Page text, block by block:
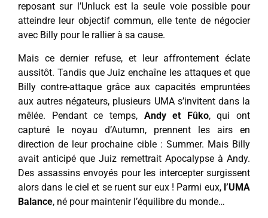
reposant sur l’Unluck est la seule voie possible pour
atteindre leur objectif commun, elle tente de négocier
avec Billy pour le rallier à sa cause.
Mais ce dernier refuse, et leur affrontement éclate
aussitôt. Tandis que Juiz enchaîne les attaques et que
Billy contre-attaque grâce aux capacités empruntées
aux autres négateurs, plusieurs UMA s’invitent dans la
mêlée. Pendant ce temps, Andy et Fûko, qui ont
capturé le noyau d’Autumn, prennent les airs en
direction de leur prochaine cible : Summer. Mais Billy
avait anticipé que Juiz remettrait Apocalypse à Andy.
Des assassins envoyés pour les intercepter surgissent
alors dans le ciel et se ruent sur eux ! Parmi eux, l’UMA
Balance, né pour maintenir l’équilibre du monde…